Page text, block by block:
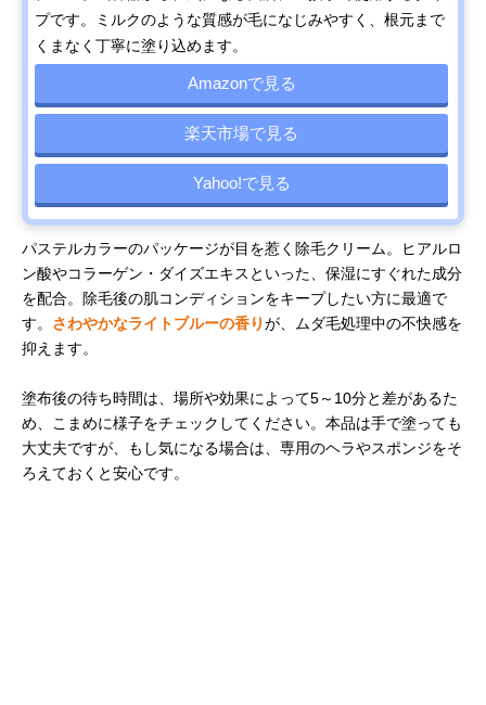
プです。ミルクのような質感が毛になじみやすく、根元まで
くまなく丁寧に塗り込めます。
Amazonで見る
楽天市場で見る
Yahoo!で見る
パステルカラーのパッケージが目を惹く除毛クリーム。ヒアルロ
ン酸やコラーゲン・ダイズエキスといった、保湿にすぐれた成分
を配合。除毛後の肌コンディションをキープしたい方に最適で
す。 さわやかなライトブルーの香りが、ムダ毛処理中の不快感を
抑えます。
塗布後の待ち時間は、場所や効果によって5～10分と差があるた
め、こまめに様子をチェックしてください。本品は手で塗っても
大丈夫ですが、もし気になる場合は、専用のヘラやスポンジをそ
ろえておくと安心です。